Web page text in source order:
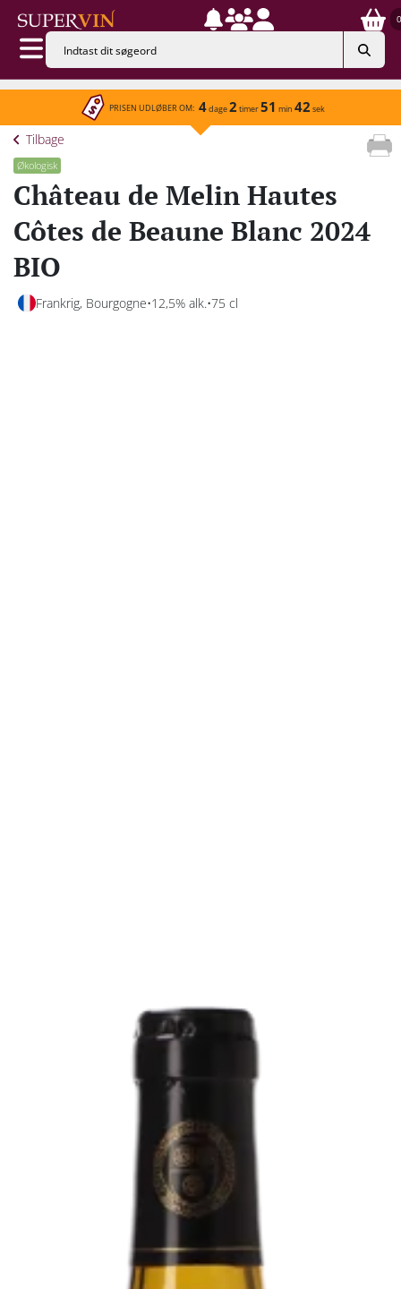
0
PRISEN UDLØBER OM: 4dage2 timer51 min 42 sek
Tilbage
Økologisk
Château de Melin Hautes
Côtes de Beaune Blanc 2024
BIO
Frankrig, Bourgogne 12,5% alk. 75 cl